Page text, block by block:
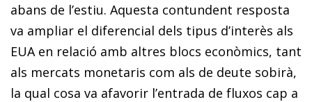
abans de l’estiu. Aquesta contundent resposta
va ampliar el diferencial dels tipus d’interès als
EUA en relació amb altres blocs econòmics, tant
als mercats monetaris com als de deute sobirà,
la qual cosa va afavorir l’entrada de fluxos cap a